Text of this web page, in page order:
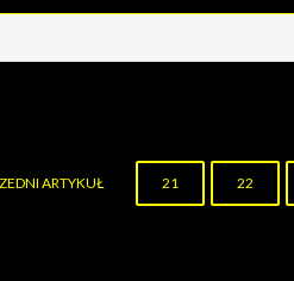
ARTYKUŁ 21 22